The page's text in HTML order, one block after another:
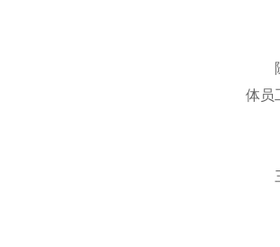
随
体员
三